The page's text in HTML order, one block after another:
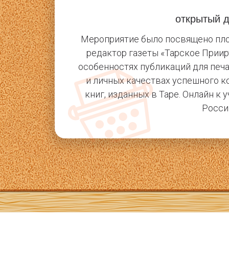
Мероприятие было посвящено
редактор газеты «Тарское
особенностях публикаций для
и личных качествах успешного
книг, изданных в Таре. Онлайн к
открытый